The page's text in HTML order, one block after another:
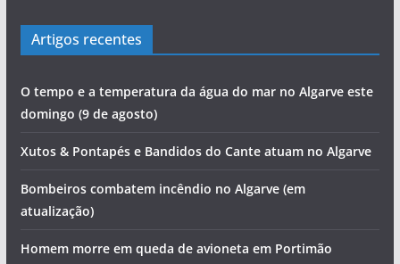
Artigos recentes
O tempo e a temperatura da água do mar no Algarve este
domingo (9 de agosto)
Xutos & Pontapés e Bandidos do Cante atuam no Algarve
Bombeiros combatem incêndio no Algarve (em
atualização)
Homem morre em queda de avioneta em Portimão